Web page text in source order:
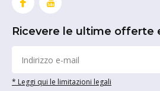
Ricevere le ultime offerte
* Leggi qui le limitazioni legali